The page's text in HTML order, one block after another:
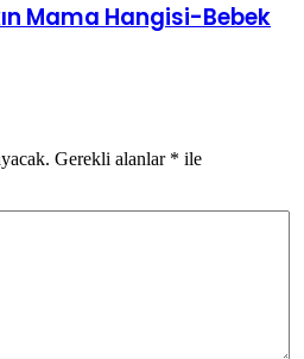
Mama Hangisi-Bebek
Gerekli alanlar * ile